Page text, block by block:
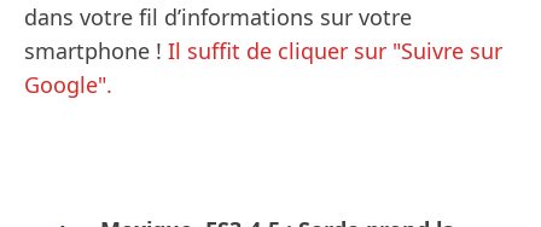
dans votre fil d’informations sur votre
smartphone ! Il suffit de cliquer sur "Suivre sur
Google".